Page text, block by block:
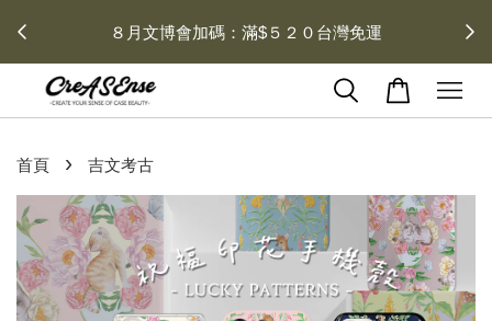
８月文博會加碼：滿$５２０台灣免運
首頁 › 吉文考古
2 / 2